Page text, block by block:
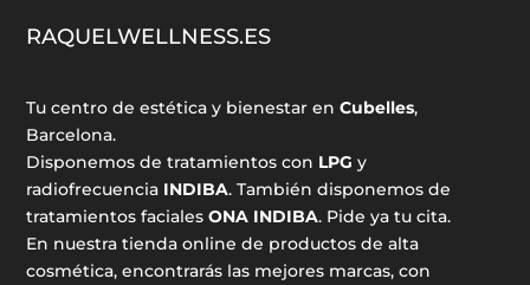
RAQUELWELLNESS.ES
Tu centro de estética y bienestar enCubelles,
Barcelona.
Disponemos de tratamientos con LPG y
radiofrecuencia INDIBA. También disponemos de
tratamientos facialesONA INDIBA. Pide ya tu cita.
En nuestra tienda online de productos de alta
cosmética, encontrarás las mejores marcas, con